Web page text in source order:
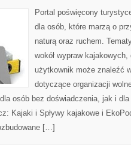
Portal poświęcony
dla osób, które marzą o
naturą oraz ruchem.
wokół wypraw
użytkownik może znaleźć
dotyczące organizacji
osób bez doświadczenia, jak i
Kajaki i Spływy kajakowe i
[…]